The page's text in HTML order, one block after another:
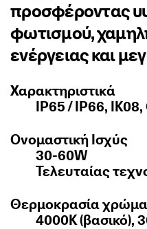
προσφέροντας
φωτισμού,
ενέργειας και
Χαρακτηριστικά
IP65 / IP66, IK08,
Ονομαστική Ισχύς
30-60W
Τελευταίας
Θερμοκρασία
4000K (βασικό),